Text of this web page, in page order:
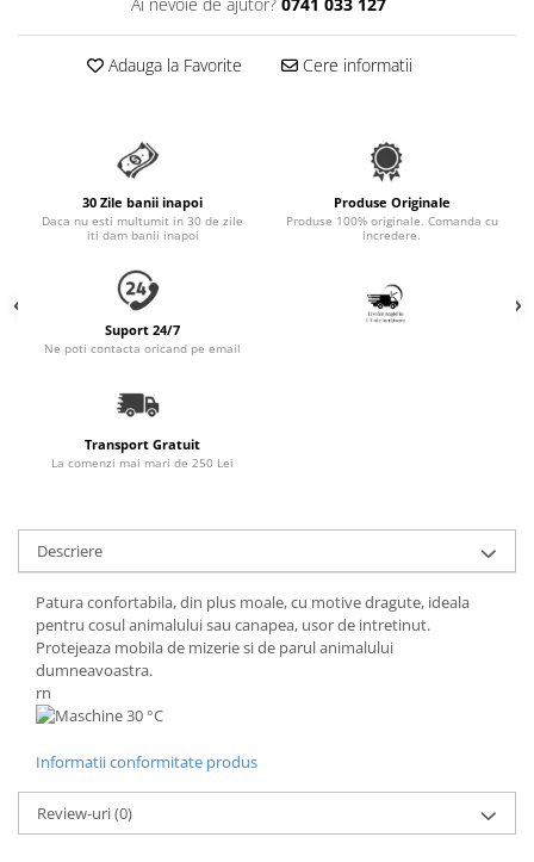
Accesorii Auto & Bicicletă
Accesorii Acasă și Mobilier
Dresaj & Sport
Adauga la Favorite Cere informatii
30 Zile banii inapoi
Daca nu esti multumit in 30 de zile
iti dam banii inapoi
Produse Originale
Produse 100% originale. Comanda cu
incredere.
Suport 24/7
Ne poti contacta oricand pe email
Transport Gratuit
La comenzi mai mari de 250 Lei
Descriere
Patura confortabila, din plus moale, cu motive dragute, ideala
pentru cosul animalului sau canapea, usor de intretinut.
Protejeaza mobila de mizerie si de parul animalului
dumneavoastra.
rn
Informatii conformitate produs
Review-uri(0)